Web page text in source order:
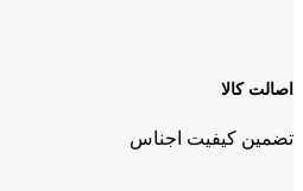
اصالت کالا
تضمین کیفیت اجناس